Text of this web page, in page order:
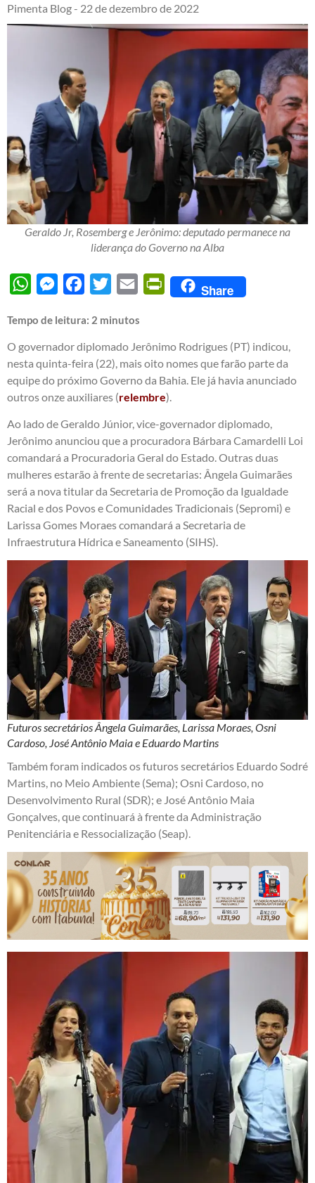
Pimenta Blog - 22 de dezembro de 2022
Geraldo Jr, Rosemberg e Jerônimo: deputado permanece na
liderança do Governo na Alba
WhatsAppMessengerFacebook
Twitter Email PrintFriendly
Share
Tempo de leitura: 2 minutos
O governador diplomado Jerônimo Rodrigues (PT) indicou,
nesta quinta-feira (22), mais oito nomes que farão parte da
equipe do próximo Governo da Bahia. Ele já havia anunciado
outros onze auxiliares (relembre).
Ao lado de Geraldo Júnior, vice-governador diplomado,
Jerônimo anunciou que a procuradora Bárbara Camardelli Loi
comandará a Procuradoria Geral do Estado. Outras duas
mulheres estarão à frente de secretarias: Ângela Guimarães
será a nova titular da Secretaria de Promoção da Igualdade
Racial e dos Povos e Comunidades Tradicionais (Sepromi) e
Larissa Gomes Moraes comandará a Secretaria de
Infraestrutura Hídrica e Saneamento (SIHS).
Futuros secretários Ângela Guimarães, Larissa Moraes, Osni
Cardoso, José Antônio Maia e Eduardo Martins
Também foram indicados os futuros secretários Eduardo Sodré
Martins, no Meio Ambiente (Sema); Osni Cardoso, no
Desenvolvimento Rural (SDR); e José Antônio Maia
Gonçalves, que continuará à frente da Administração
Penitenciária e Ressocialização (Seap).